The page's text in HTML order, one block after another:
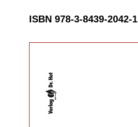
ISBN 978-3-8439-2042-1